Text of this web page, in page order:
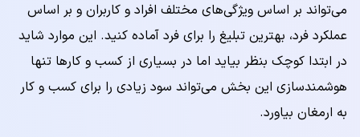
می‌تواند بر اساس ویژگی‌های مختلف افراد و کاربران و بر اساس
عملکرد فرد، بهترین تبلیغ را برای فرد آماده کنید. این موارد شاید
در ابتدا کوچک بنظر بیاید اما در بسیاری از کسب و کارها تنها
هوشمندسازی این بخش می‌تواند سود زیادی را برای کسب و کار
به ارمغان بیاورد.